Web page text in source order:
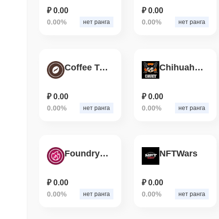
₽ 0.00
0.00% нет ранга
₽ 0.00
0.00% нет ранга
Coffee Token
₽ 0.00
0.00% нет ранга
Chihuahua Finance
₽ 0.00
0.00% нет ранга
Foundry Logistics Token
₽ 0.00
0.00% нет ранга
NFTWars
₽ 0.00
0.00% нет ранга